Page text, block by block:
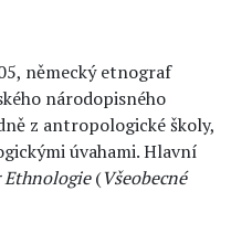
německý etnograf
národopisného
z antropologické školy,
úvahami. Hlavní
Ethnologie(Všeobecné